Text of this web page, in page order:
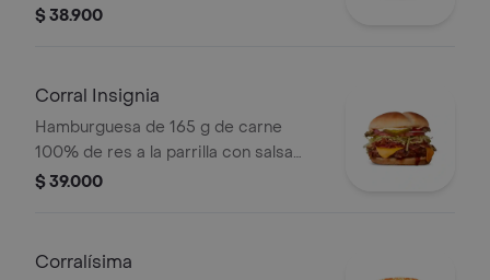
bbq, tocineta, una tajada de queso
$ 38.900
Corral Insignia
Hamburguesa de 165 g de carne
100% de res a la parrilla con salsa
BBQ, tocineta, queso americano,
mostaza en pan papa
$ 39.000
Corralísima